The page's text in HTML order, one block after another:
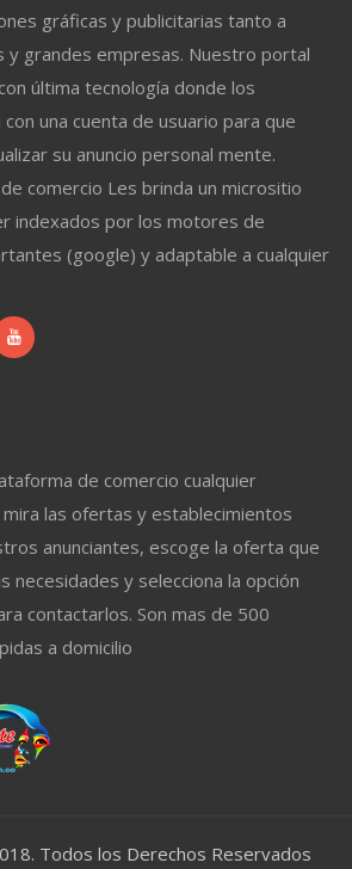
gráficas y publicitarias tanto a
y grandes empresas. Nuestro portal
última tecnología donde los
una cuenta de usuario para que
su anuncio personal mente.
comercio Les brinda un micrositio
indexados por los motores de
(google) y adaptable a cualquier
de comercio cualquier
las ofertas y establecimientos
anunciantes, escoge la oferta que
necesidades y selecciona la opción
contactarlos. Son mas de 500
a domicilio
Todos los Derechos Reservados